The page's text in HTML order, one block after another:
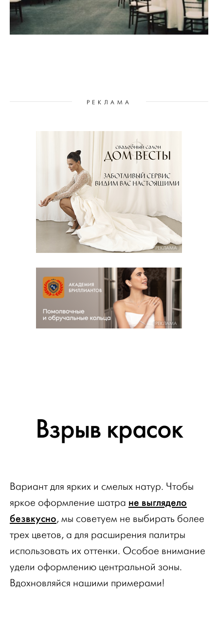
РЕКЛАМА
РЕКЛАМА
РЕКЛАМА
Взрыв красок
Вариант для ярких и смелых натур. Чтобы
яркое оформление шатра не выглядело
безвкусно, мы советуем не выбирать более
трех цветов, а для расширения палитры
использовать их оттенки. Особое внимание
удели оформлению центральной зоны.
Вдохновляйся нашими примерами!